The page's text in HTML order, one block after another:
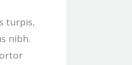
turpis,
nibh.